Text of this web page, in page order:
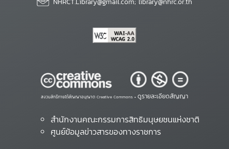
สงวนสิทธิ์ภายใต้สัญญาอนุญาต Creative Commons • ดูรายละเอียดสัญญา
สำนักงานคณะกรรมการสิทธิมนุษยชนแห่งชาติ
ศูนย์ข้อมูลข่าวสารของทางราชการ